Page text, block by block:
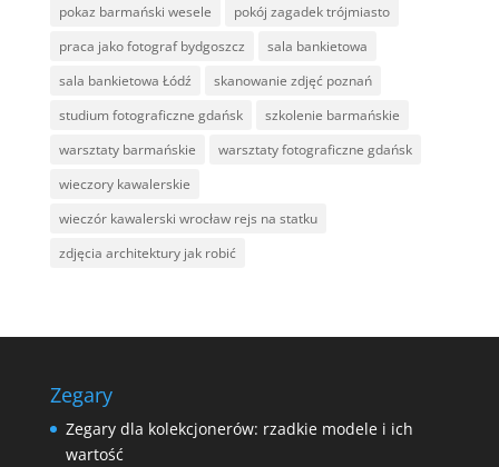
pokaz barmański wesele
pokój zagadek trójmiasto
praca jako fotograf bydgoszcz
sala bankietowa
sala bankietowa Łódź
skanowanie zdjęć poznań
studium fotograficzne gdańsk
szkolenie barmańskie
warsztaty barmańskie
warsztaty fotograficzne gdańsk
wieczory kawalerskie
wieczór kawalerski wrocław rejs na statku
zdjęcia architektury jak robić
Zegary
Zegary dla kolekcjonerów: rzadkie modele i ich
wartość